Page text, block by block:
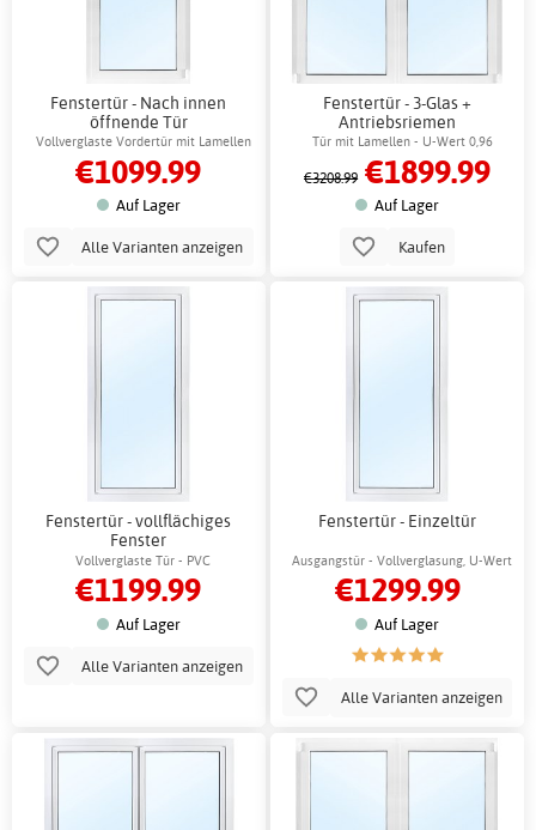
Fenstertür - Nach innen
öffnende Tür
Vollverglaste Vordertür mit Lamellen
€1099.99
Auf Lager
Alle Varianten anzeigen
Fenstertür - 3-Glas +
Antriebsriemen
Tür mit Lamellen - U-Wert 0,96
€3208.99 €1899.99
Auf Lager
Kaufen
Fenstertür - vollflächiges
Fenster
Vollverglaste Tür - PVC
€1199.99
Auf Lager
Alle Varianten anzeigen
Fenstertür - Einzeltür
Ausgangstür - Vollverglasung, U-Wert
0,9
€1299.99
Auf Lager
Alle Varianten anzeigen